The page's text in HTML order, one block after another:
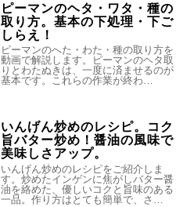
ピーマンのヘタ・ワタ・種の
取り方。基本の下処理・下ご
しらえ！
ピーマンのへた・わた・種の取り方を
動画で解説します。ピーマンのヘタ取
りとわたぬきは、一度に済ませるのが
基本です。これらの作業が終わ…
いんげん炒めのレシピ。コク
旨バター炒め！醤油の風味で
美味しさアップ。
いんげん炒めのレシピをご紹介しま
す。炒めたインゲンに焦がしバター醤
油を絡めた、優しいコクと旨味のある
一品。作り方はとても簡単で、さ…